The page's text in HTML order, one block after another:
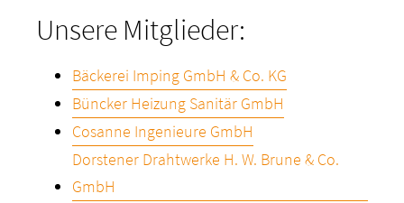
Unsere Mitglieder:
Bäckerei Imping GmbH & Co. KG
Büncker Heizung Sanitär GmbH
Cosanne Ingenieure GmbH
Dorstener Drahtwerke H. W. Brune & Co.
GmbH